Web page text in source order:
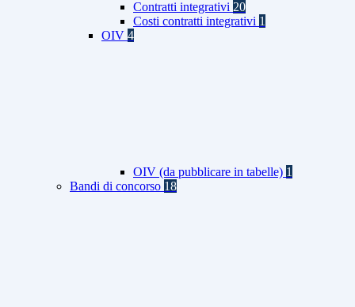
Contratti integrativi 20
Costi contratti integrativi 1
OIV 4
OIV (da pubblicare in tabelle) 1
Bandi di concorso 18